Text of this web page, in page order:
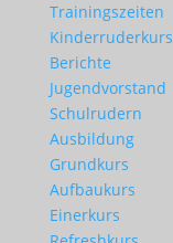
Trainingszeiten
Kinderruderkurs
Berichte
Jugendvorstand
Schulrudern
Ausbildung
Grundkurs
Aufbaukurs
Einerkurs